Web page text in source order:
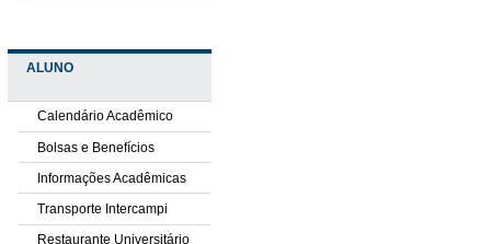
ALUNO
Calendário Acadêmico
Bolsas e Benefícios
Informações Acadêmicas
Transporte Intercampi
Restaurante Universitário